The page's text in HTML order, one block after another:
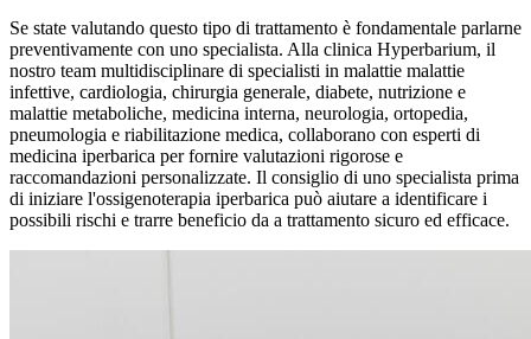
Se state valutando questo tipo di trattamento è fondamentale parlarne
preventivamente con uno specialista. Alla clinica Hyperbarium, il
nostro team multidisciplinare di specialisti in malattie malattie
infettive, cardiologia, chirurgia generale, diabete, nutrizione e
malattie metaboliche, medicina interna, neurologia, ortopedia,
pneumologia e riabilitazione medica, collaborano con esperti di
medicina iperbarica per fornire valutazioni rigorose e
raccomandazioni personalizzate. Il consiglio di uno specialista prima
di iniziare l'ossigenoterapia iperbarica può aiutare a identificare i
possibili rischi e trarre beneficio da a trattamento sicuro ed efficace.